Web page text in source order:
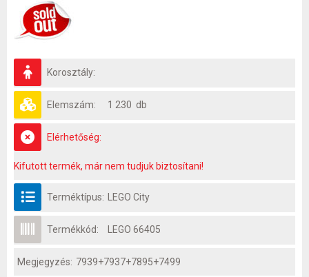
Korosztály:
Elemszám: 1 230 db
Elérhetőség:
Kifutott termék, már nem tudjuk biztosítani!
Terméktípus: LEGO City
Termékkód: LEGO 66405
Megjegyzés: 7939+7937+7895+7499